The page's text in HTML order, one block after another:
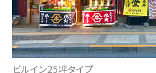
ビルイン25坪タイプ